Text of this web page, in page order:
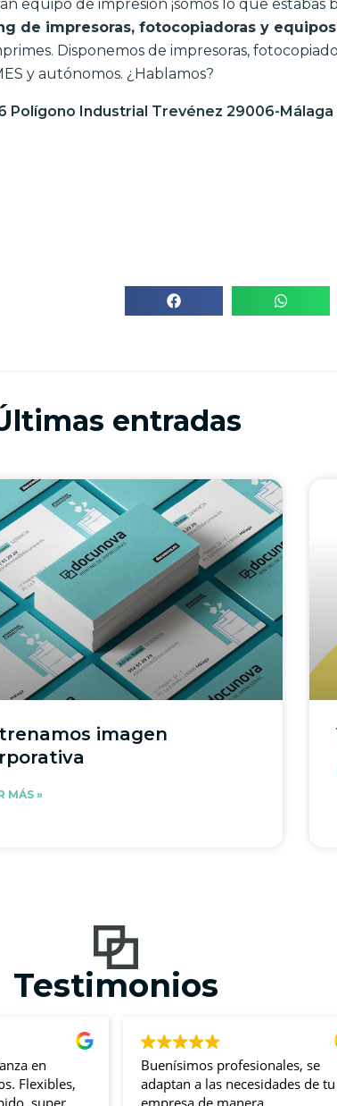
equipo de impresión ¡somos lo que estabas
de impresoras, fotocopiadoras y
Disponemos de impresoras,
y autónomos. ¿Hablamos?
Polígono Industrial Trevénez 29006-Málaga
entradas
imagen
MÁS »
Testimonios
en
Buenísimos profesionales, se
adaptan a las necesidades de tu